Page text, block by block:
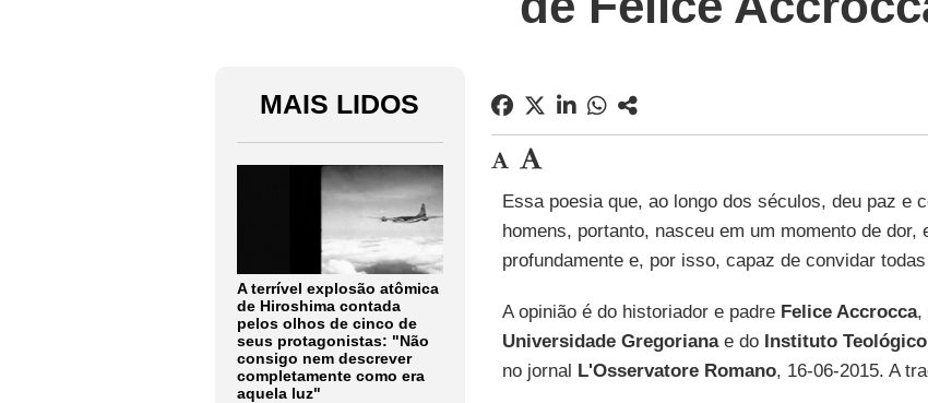
MAIS LIDOS
A terrível explosão atômica
de Hiroshima contada
pelos olhos de cinco de
seus protagonistas: "Não
consigo nem descrever
completamente como era
aquela luz"
Essa poesia que, ao longo dos séculos, deu paz e
homens, portanto, nasceu em um momento de dor,
profundamente e, por isso, capaz de convidar
A opinião é do historiador e padre Felice Accrocca,
Universidade Gregorianae do Instituto
no jornal L'Osservatore Romano, 16-06-2015. A